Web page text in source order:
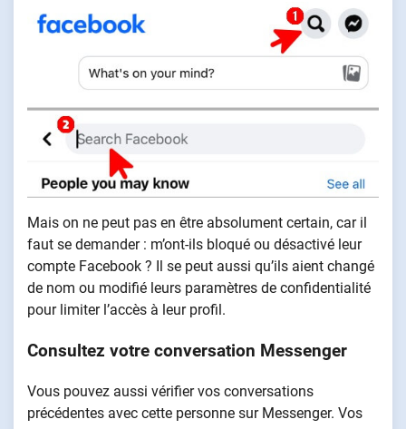
Mais on ne peut pas en être absolument certain, car il
faut se demander : m’ont-ils bloqué ou désactivé leur
compte Facebook ? Il se peut aussi qu’ils aient changé
de nom ou modifié leurs paramètres de confidentialité
pour limiter l’accès à leur profil.
Consultez votre conversation Messenger
Vous pouvez aussi vérifier vos conversations
précédentes avec cette personne sur Messenger. Vos